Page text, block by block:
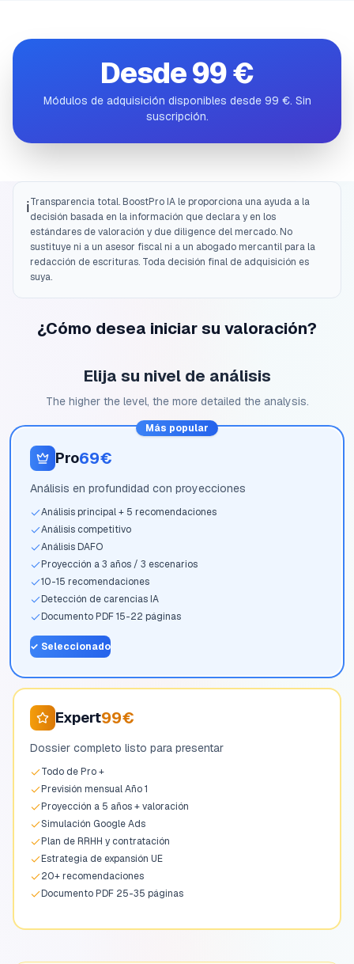
Desde 99 €
Módulos de adquisición disponibles desde 99 €. Sin
suscripción.
ℹ️Transparencia total. BoostPro IA le proporciona una ayuda a la
decisión basada en la información que declara y en los
estándares de valoración y due diligence del mercado. No
sustituye ni a un asesor fiscal ni a un abogado mercantil para la
redacción de escrituras. Toda decisión final de adquisición es
suya.
¿Cómo desea iniciar su valoración?
Elija su nivel de análisis
The higher the level, the more detailed the analysis.
Más popular
Pro69€
Análisis en profundidad con proyecciones
Análisis principal + 5 recomendaciones
Análisis competitivo
Análisis DAFO
Proyección a 3 años / 3 escenarios
10-15 recomendaciones
Detección de carencias IA
Documento PDF 15-22 páginas
✓ Seleccionado
Expert99€
Dossier completo listo para presentar
Todo de Pro +
Previsión mensual Año 1
Proyección a 5 años + valoración
Simulación Google Ads
Plan de RRHH y contratación
Estrategia de expansión UE
20+ recomendaciones
Documento PDF 25-35 páginas